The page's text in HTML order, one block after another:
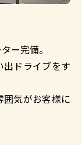
ー完備。
ドライブをす
囲気がお客様に